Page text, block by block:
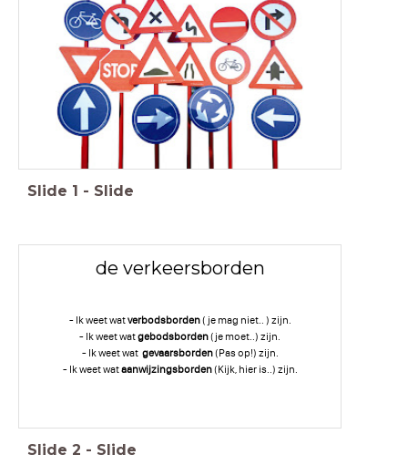
Slide 1 - Slide
de verkeersborden
- Ik weet watverbodsborden( je mag niet.. ) zijn.
- Ik weet watgebodsborden(je moet..) zijn.
- Ik weet wat gevaarsborden(Pas op!) zijn.
- Ik weet wataanwijzingsborden(Kijk, hier is..) zijn.
Slide 2 - Slide